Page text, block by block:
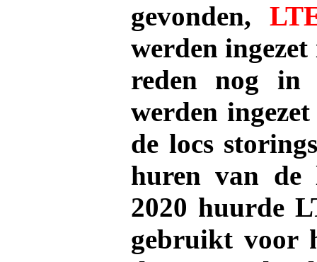
gevonden,
werden ingezet
reden nog in
werden
de locs
huren van de
2020 huurde
gebruikt voor